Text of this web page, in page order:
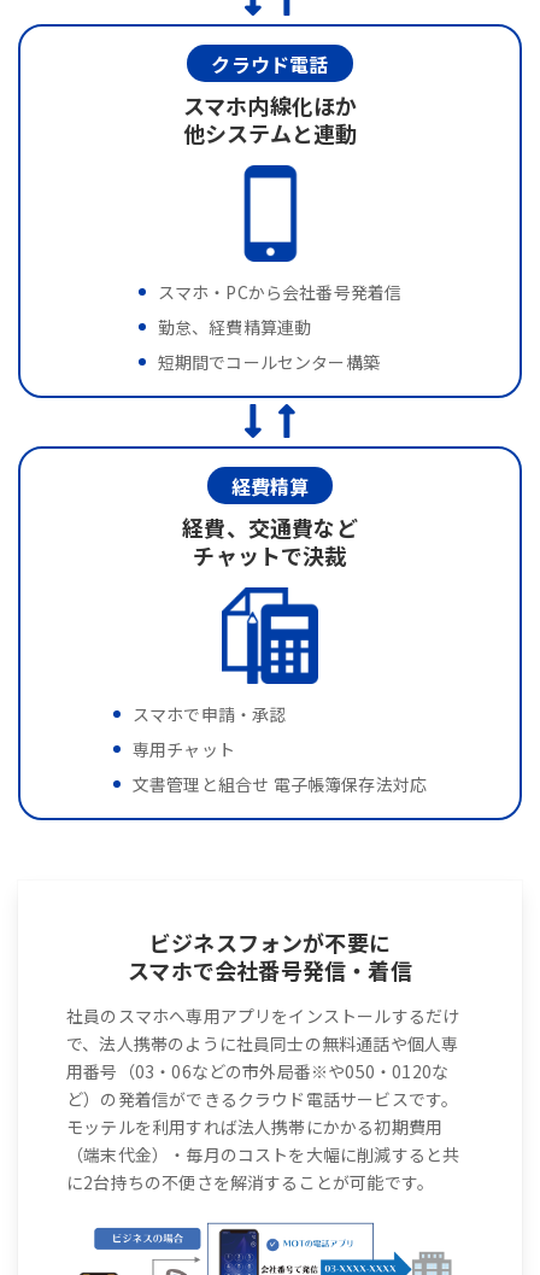
クラウド電話
スマホ内線化ほか
他システムと連動
スマホ・PCから会社番号発着信
勤怠、経費精算連動
短期間でコールセンター構築
経費精算
経費、交通費など
チャットで決裁
スマホで申請・承認
専用チャット
文書管理と組合せ 電子帳簿保存法対応
ビジネスフォンが不要に
スマホで会社番号発信・着信
社員のスマホへ専用アプリをインストールするだけ
で、法人携帯のように社員同士の無料通話や個人専
用番号（03・06などの市外局番※や050・0120な
ど）の発着信ができるクラウド電話サービスです。
モッテルを利用すれば法人携帯にかかる初期費用
（端末代金）・毎月のコストを大幅に削減すると共
に2台持ちの不便さを解消することが可能です。